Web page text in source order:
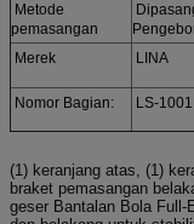
Metode
pemasangan
Merek LINA
Nomor Bagian: LS-1001
(1) keranjang atas, (1)
braket pemasangan
geser Bantalan Bola Full-